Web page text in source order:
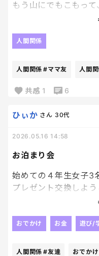
はあ。だるすぎる、
もう山にでもこもって
「ワン」
終了。
陰口もないし、空気読
結論、一人のママ友に
ワイドショーのコメン
人間関係
人間関係 #ママ友 人間
共感 1 6
お泊まり会
ひぃか さん 30代
2026.05.16 14:58
始めての４年生女子3
プレゼント交換しよ
前日に聞かされまし
換」となったと娘か
当日、「何個くらい
おでかけ お金 遊び/
人間関係 #友達 おでかけ